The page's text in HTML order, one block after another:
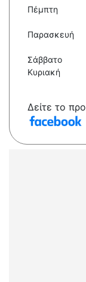
Πέμπτη
Παρασκευή
Σάββατο
Κυριακή
Δείτε το